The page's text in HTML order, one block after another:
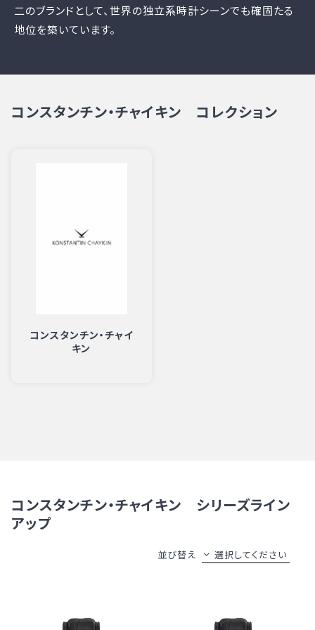
二のブランドとして、世界の独立系時計シーンでも確固たる
地位を築いています。
コンスタンチン・チャイキン コレクション
コンスタンチン・チャイ
キン
コンスタンチン・チャイキン シリーズライン
アップ
並び替え 選択してください